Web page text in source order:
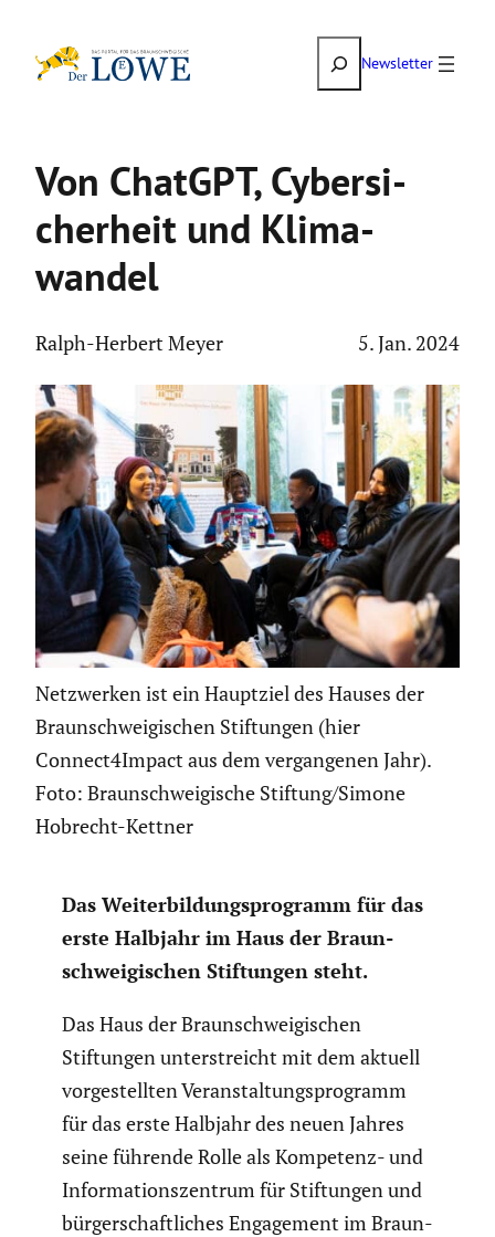
Inhalt
SuchenNewsletter
Von ChatGPT, Cyber­si­
cher­heit und Klima­
wandel
Ralph-Herbert Meyer 5. Jan. 2024
Netzwerken ist ein Hauptziel des Hauses der
Braunschweigischen Stiftungen (hier
Connect4Impact aus dem vergangenen Jahr).
Foto: Braunschweigische Stiftung/Simone
Hobrecht-Kettner
Das Weiter­bil­dungs­pro­gramm für das
erste Halbjahr im Haus der Braun­
schwei­gi­schen Stiftungen steht.
Das Haus der Braun­schwei­gi­schen
Stiftungen unter­streicht mit dem aktuell
vorge­stellten Veran­stal­tungs­pro­gramm
für das erste Halbjahr des neuen Jahres
seine führende Rolle als Kompetenz- und
Infor­ma­ti­ons­zen­trum für Stiftungen und
bürger­schaft­li­ches Engage­ment im Braun­